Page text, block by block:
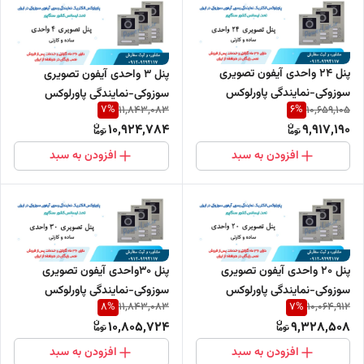
پنل 24 واحدی آیفون تصویری
سوزوکی-نمایندگی پاورلوکس
10,659,105
6%
9,917,190
افزودن به سبد
پنل 3 واحدی آیفون تصویری
سوزوکی-نمایندگی پاورلوکس
11,843,083
7%
10,924,784
افزودن به سبد
پنل 20 واحدی آیفون تصویری
سوزوکی-نمایندگی پاورلوکس
10,064,912
7%
9,328,508
افزودن به سبد
پنل 30واحدی آیفون تصویری
سوزوکی-نمایندگی پاورلوکس
11,843,083
8%
10,805,724
افزودن به سبد